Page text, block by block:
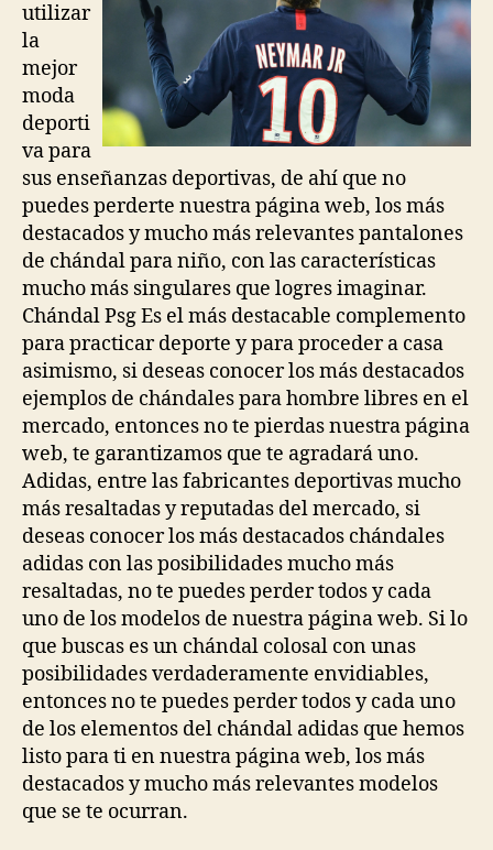
utilizar
la
mejor
moda
deporti
va para
sus enseñanzas deportivas, de ahí que no
puedes perderte nuestra página web, los más
destacados y mucho más relevantes pantalones
de chándal para niño, con las características
mucho más singulares que logres imaginar.
Chándal Psg Es el más destacable complemento
para practicar deporte y para proceder a casa
asimismo, si deseas conocer los más destacados
ejemplos de chándales para hombre libres en el
mercado, entonces no te pierdas nuestra página
web, te garantizamos que te agradará uno.
Adidas, entre las fabricantes deportivas mucho
más resaltadas y reputadas del mercado, si
deseas conocer los más destacados chándales
adidas con las posibilidades mucho más
resaltadas, no te puedes perder todos y cada
uno de los modelos de nuestra página web. Si lo
que buscas es un chándal colosal con unas
posibilidades verdaderamente envidiables,
entonces no te puedes perder todos y cada uno
de los elementos del chándal adidas que hemos
listo para ti en nuestra página web, los más
destacados y mucho más relevantes modelos
que se te ocurran.